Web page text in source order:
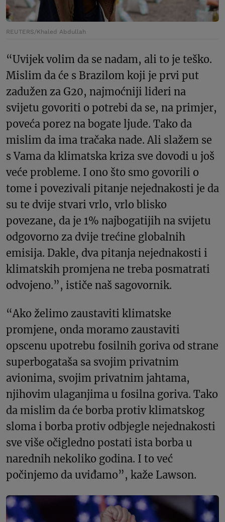
REUTERS/Khaled Abdullah
“Uvijek volim da se nadam, ali to je teško.
Mislim da će s Brazilom koji je prvi put
zadužen za G20, najmoćniji lideri na
svijetu govoriti o potrebi da se, na primjer,
poveća porez na bogate ljude. Tako da
mislim da ima tračaka nade. Ali slažem se
s Vama da klimatska kriza sve dovodi u još
veće probleme. I ono što smo govorili o
tome i povezivali pitanje nejednakosti je da
su te dvije stvari vrlo, vrlo blisko
povezane, da je 1% najbogatijih na svijetu
odgovorno za dvije trećine globalnih
emisija. Dakle, dva pitanja nejednakosti i
klimatskih promjena ne treba posmatrati
odvojeno.”, ističe naš sagovornik.
“Ako želimo zaustaviti klimatske
promjene, onda moramo zaustaviti
opscenu upotrebu fosilnih goriva od strane
superbogataša sa svojim privatnim
avionima, svojim privatnim jahtama,
njihovim ulaganjima u fosilna goriva. Tako
da mislim da će borba protiv klimatskog
sloma i borba protiv odbjegle nejednakosti
sve više očigledno postati ista borba u
narednih nekoliko godina. I to već
počinjemo da uviđamo”, kaže Lawson.